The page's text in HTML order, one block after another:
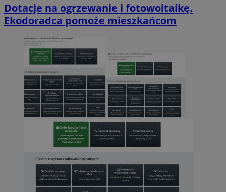
Dotacje na ogrzewanie i fotowoltaikę.
Ekodoradca pomoże mieszkańcom